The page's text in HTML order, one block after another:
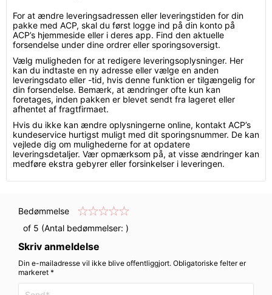
For at ændre leveringsadressen eller leveringstiden for din
pakke med ACP, skal du først logge ind på din konto på
ACP’s hjemmeside eller i deres app. Find den aktuelle
forsendelse under dine ordrer eller sporingsoversigt.
Vælg muligheden for at redigere leveringsoplysninger. Her
kan du indtaste en ny adresse eller vælge en anden
leveringsdato eller -tid, hvis denne funktion er tilgængelig for
din forsendelse. Bemærk, at ændringer ofte kun kan
foretages, inden pakken er blevet sendt fra lageret eller
afhentet af fragtfirmaet.
Hvis du ikke kan ændre oplysningerne online, kontakt ACP’s
kundeservice hurtigst muligt med dit sporingsnummer. De kan
vejlede dig om mulighederne for at opdatere
leveringsdetaljer. Vær opmærksom på, at visse ændringer kan
medføre ekstra gebyrer eller forsinkelser i leveringen.
Bedømmelse
of 5 (Antal bedømmelser: )
Skriv anmeldelse
Din e-mailadresse vil ikke blive offentliggjort. Obligatoriske felter er
markeret *